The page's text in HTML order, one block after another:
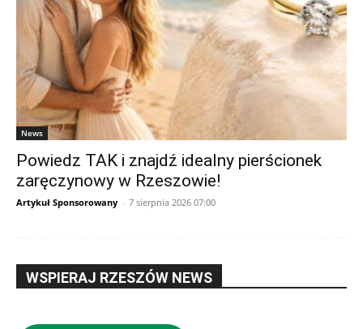
News
Powiedz TAK i znajdź idealny pierścionek
zaręczynowy w Rzeszowie!
Artykuł Sponsorowany - 7 sierpnia 2026 07:00
WSPIERAJ RZESZÓW NEWS